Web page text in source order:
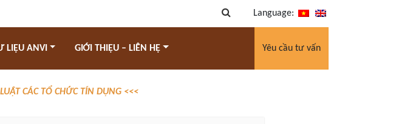
Language:
LIỆU ANVI GIỚI THIỆU – LIÊN HỆ Yêu cầu tư vấn
CÁC TỔ CHỨC TÍN DỤNG <<<